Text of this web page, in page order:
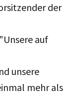
der
"Unsere auf
unsere
mehr als